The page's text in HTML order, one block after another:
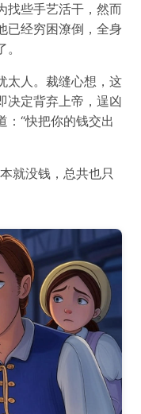
找些手艺活干，然而
已经穷困潦倒，全身
太人。裁缝心想，这
决定背弃上帝，逞凶
：“快把你的钱交出
就没钱，总共也只